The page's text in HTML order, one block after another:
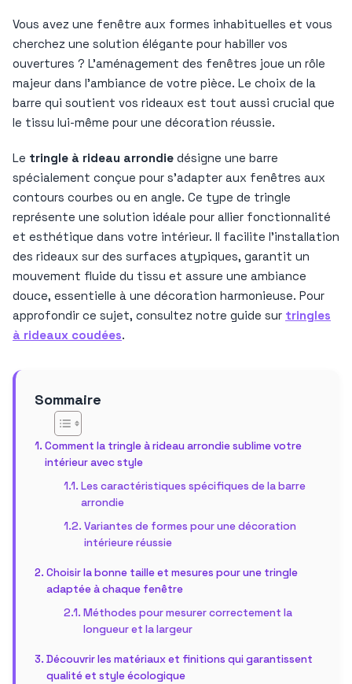
Vous avez une fenêtre aux formes inhabituelles et vous
cherchez une solution élégante pour habiller vos
ouvertures ? L’aménagement des fenêtres joue un rôle
majeur dans l’ambiance de votre pièce. Le choix de la
barre qui soutient vos rideaux est tout aussi crucial que
le tissu lui-même pour une décoration réussie.
Le tringle à rideau arrondie désigne une barre
spécialement conçue pour s’adapter aux fenêtres aux
contours courbes ou en angle. Ce type de tringle
représente une solution idéale pour allier fonctionnalité
et esthétique dans votre intérieur. Il facilite l’installation
des rideaux sur des surfaces atypiques, garantit un
mouvement fluide du tissu et assure une ambiance
douce, essentielle à une décoration harmonieuse. Pour
approfondir ce sujet, consultez notre guide sur tringles
à rideaux coudées.
Sommaire
Comment la tringle à rideau arrondie sublime votre
intérieur avec style
Les caractéristiques spécifiques de la barre
arrondie
Variantes de formes pour une décoration
intérieure réussie
Choisir la bonne taille et mesures pour une tringle
adaptée à chaque fenêtre
Méthodes pour mesurer correctement la
longueur et la largeur
Découvrir les matériaux et finitions qui garantissent
qualité et style écologique